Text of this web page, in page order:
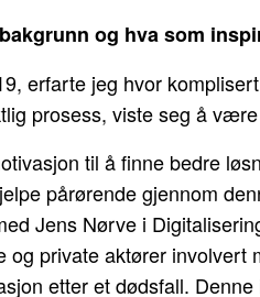
og hva som
erfarte jeg hvor
prosess, viste seg å
til å finne bedre
pårørende gjennom
Jens Nørve i
og private aktører
etter et dødsfall.